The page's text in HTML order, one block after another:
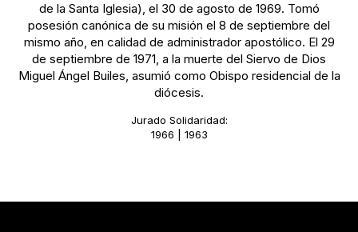
de la Santa Iglesia), el 30 de agosto de 1969. Tomó
posesión canónica de su misión el 8 de septiembre del
mismo año, en calidad de administrador apostólico. El 29
de septiembre de 1971, a la muerte del Siervo de Dios
Miguel Ángel Builes, asumió como Obispo residencial de la
diócesis.
Jurado Solidaridad:
1966 | 1963